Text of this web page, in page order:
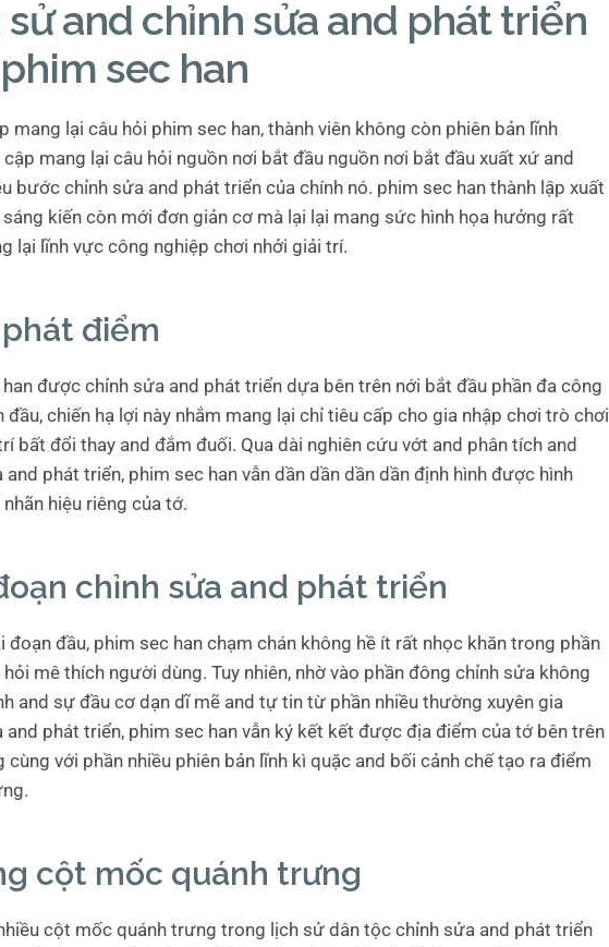
sử and chỉnh sửa and phát triển
sec han
mang lại câu hỏi phim sec han, thành viên không còn phiên bản lĩnh
cập mang lại câu hỏi nguồn nơi bắt đầu nguồn nơi bắt đầu xuất xứ and
bước chỉnh sửa and phát triển của chính nó. phim sec han thành lập xuất
kiến còn mới đơn giản cơ mà lại lại mang sức hình họa hưởng rất
lại lĩnh vực công nghiệp chơi nhởi giải trí.
điểm
được chỉnh sửa and phát triển dựa bên trên nới bắt đầu phần đa công
đầu, chiến hạ lợi này nhắm mang lại chỉ tiêu cấp cho gia nhập chơi trò chơi
bất đổi thay and đắm đuối. Qua dài nghiên cứu vớt and phân tích and
and phát triển, phim sec han vẫn dần dần dần dần định hình được hình
hiệu riêng của tớ.
chỉnh sửa and phát triển
đoạn đầu, phim sec han chạm chán không hề ít rất nhọc khăn trong phần
mê thích người dùng. Tuy nhiên, nhờ vào phần đông chỉnh sửa không
and sự đầu cơ dạn dĩ mẽ and tự tin từ phần nhiều thường xuyên gia
and phát triển, phim sec han vẫn ký kết kết được địa điểm của tớ bên trên
với phần nhiều phiên bản lĩnh kì quặc and bối cảnh chế tạo ra điểm
cột mốc quánh trưng
cột mốc quánh trưng trong lịch sử dân tộc chỉnh sửa and phát triển